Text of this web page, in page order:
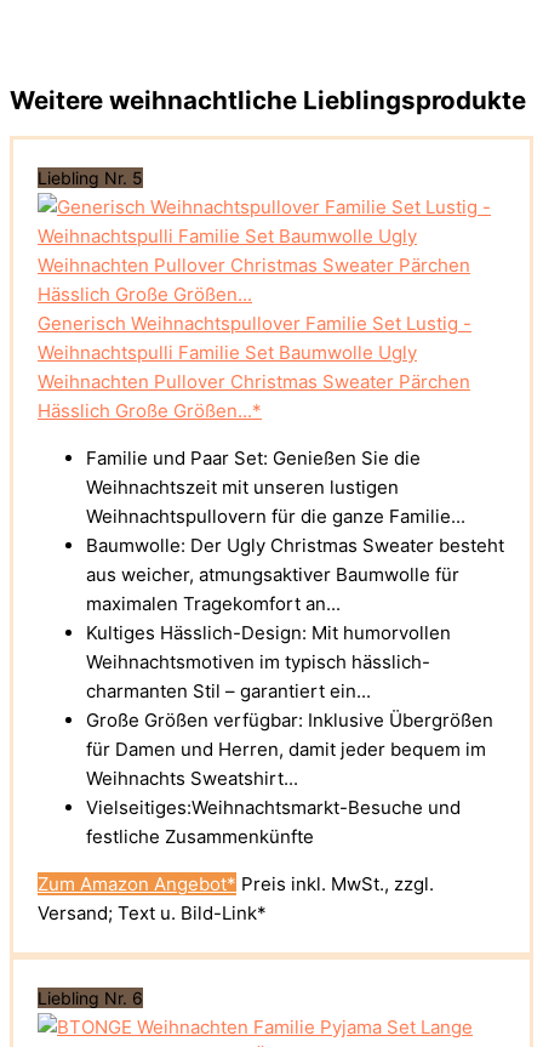
Weitere weihnachtliche Lieblingsprodukte
Liebling Nr. 5
Generisch Weihnachtspullover Familie Set Lustig -
Weihnachtspulli Familie Set Baumwolle Ugly
Weihnachten Pullover Christmas Sweater Pärchen
Hässlich Große Größen...*
Familie und Paar Set: Genießen Sie die
Weihnachtszeit mit unseren lustigen
Weihnachtspullovern für die ganze Familie...
Baumwolle: Der Ugly Christmas Sweater besteht
aus weicher, atmungsaktiver Baumwolle für
maximalen Tragekomfort an...
Kultiges Hässlich-Design: Mit humorvollen
Weihnachtsmotiven im typisch hässlich-
charmanten Stil – garantiert ein...
Große Größen verfügbar: Inklusive Übergrößen
für Damen und Herren, damit jeder bequem im
Weihnachts Sweatshirt...
Vielseitiges:Weihnachtsmarkt-Besuche und
festliche Zusammenkünfte
Zum Amazon Angebot* Preis inkl. MwSt., zzgl.
Versand; Text u. Bild-Link*
Liebling Nr. 6